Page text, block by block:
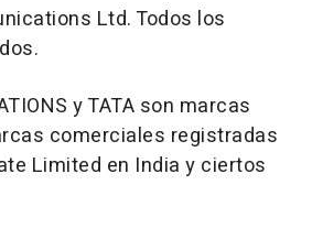
Ltd. Todos los
y TATA son marcas
comerciales registradas
Limited en India y ciertos